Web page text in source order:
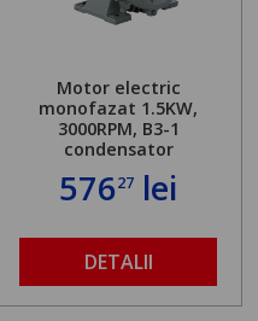
Motor electric
monofazat 1.5KW,
3000RPM, B3-1
condensator
57627 lei
DETALII